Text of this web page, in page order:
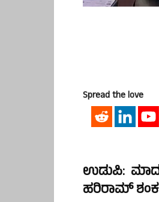
Spread the love
ಉಡುಪಿ:
ಹರಿರಾಮ್